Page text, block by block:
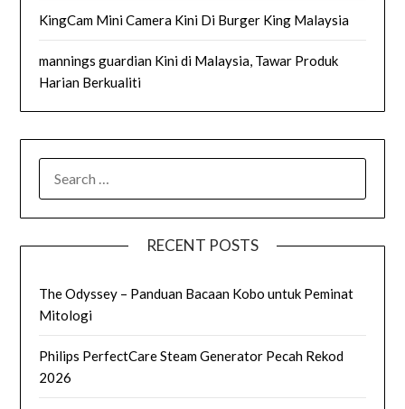
KingCam Mini Camera Kini Di Burger King Malaysia
mannings guardian Kini di Malaysia, Tawar Produk
Harian Berkualiti
FOR:
RECENT POSTS
The Odyssey – Panduan Bacaan Kobo untuk Peminat
Mitologi
Philips PerfectCare Steam Generator Pecah Rekod
2026